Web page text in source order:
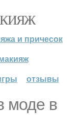
и причесок
отзывы
моде в